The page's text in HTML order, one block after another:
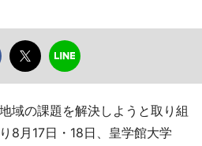
域の課題を解決しようと取り組
8月17日・18日、皇学館大学